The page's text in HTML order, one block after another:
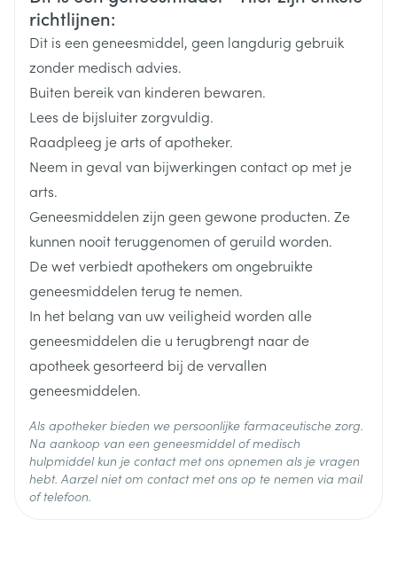
Vruchtbaarheid
activiteit in te nemen.
Als het geneesmiddel wordt ingenomen met
voedsel, kan het langer duren voordat het werkt dan
wanneer het middel in nuchtere toestand wordt
ingenome
Seksuele stimulatie is nodig om een reactie op de
behandeling te krijgen
Merken
Breedte 50 mm
Lengte
Diepte 25 mm
Verpakking
4
Actieve
Ingrediënten
avanafil
Behoud Kamertemperatuur (15°C - 25°C)
richtlijnen:
Dit is een geneesmiddel, geen langdurig gebruik
zonder medisch advies.
Buiten bereik van kinderen bewaren.
Lees de bijsluiter zorgvuldig.
Raadpleeg je arts of apotheker.
Neem in geval van bijwerkingen contact op met je
arts.
Geneesmiddelen zijn geen gewone producten. Ze
kunnen nooit teruggenomen of geruild worden.
De wet verbiedt apothekers om ongebruikte
geneesmiddelen terug te nemen.
In het belang van uw veiligheid worden alle
geneesmiddelen die u terugbrengt naar de
apotheek gesorteerd bij de vervallen
geneesmiddelen.
Als apotheker bieden we persoonlijke farmaceutische zorg.
Na aankoop van een geneesmiddel of medisch
hulpmiddel kun je contact met ons opnemen als je vragen
hebt. Aarzel niet om contact met ons op te nemen via mail
of telefoon.